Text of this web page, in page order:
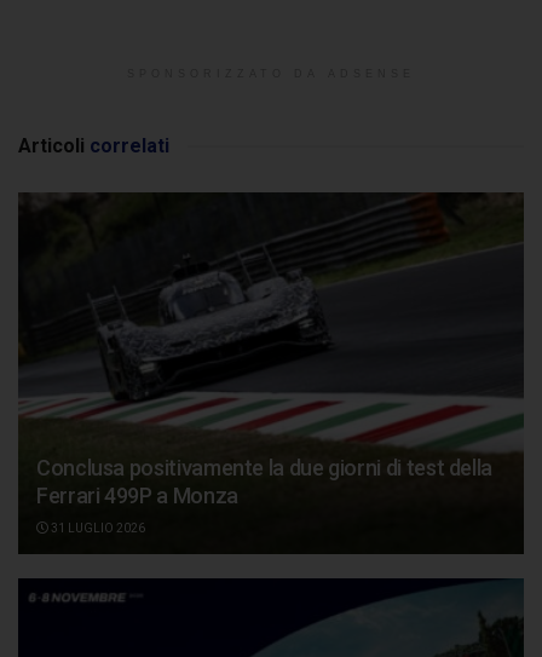
Articoli correlati
Conclusa positivamente la due giorni di test della
Ferrari 499P a Monza
31 LUGLIO 2026